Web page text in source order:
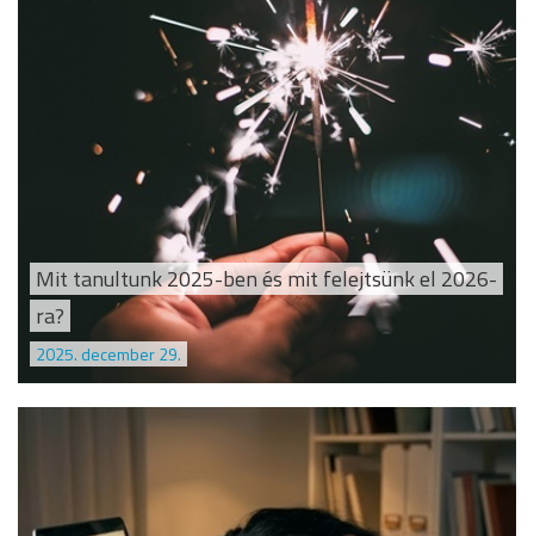
Mit tanultunk 2025-ben és mit felejtsünk el 2026-
ra?
2025. december 29.